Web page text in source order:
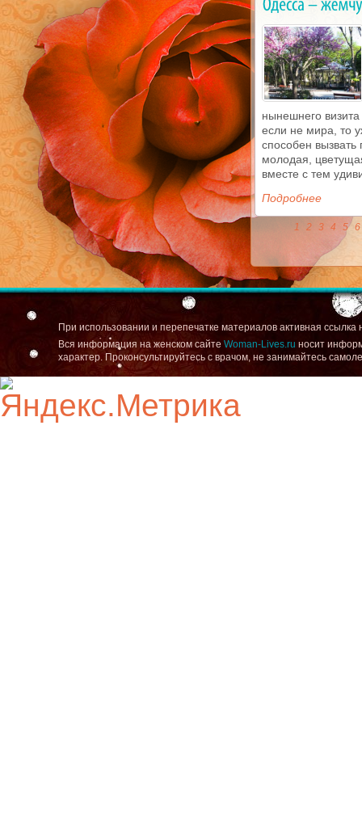
нынешнего
если не мира, то
способен
молодая,
вместе с тем
Подробнее
1 2 3 4 5 6
При использовании и перепечатке материалов активная ссылка
Вся информация на женском сайте Woman-Lives.ru носит
характер. Проконсультируйтесь с врачом, не занимайтесь